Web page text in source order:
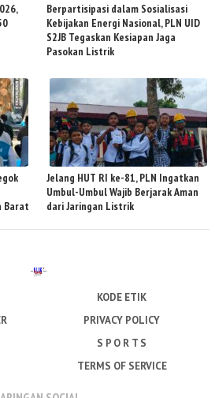
Berpartisipasi dalam Sosialisasi
Kebijakan Energi Nasional, PLN UID
S2JB Tegaskan Kesiapan Jaga
Pasokan Listrik
Barat
Jelang HUT RI ke-81, PLN Ingatkan
Umbul-Umbul Wajib Berjarak Aman
dari Jaringan Listrik
KODE ETIK
PRIVACY POLICY
S P O R T S
TERMS OF SERVICE